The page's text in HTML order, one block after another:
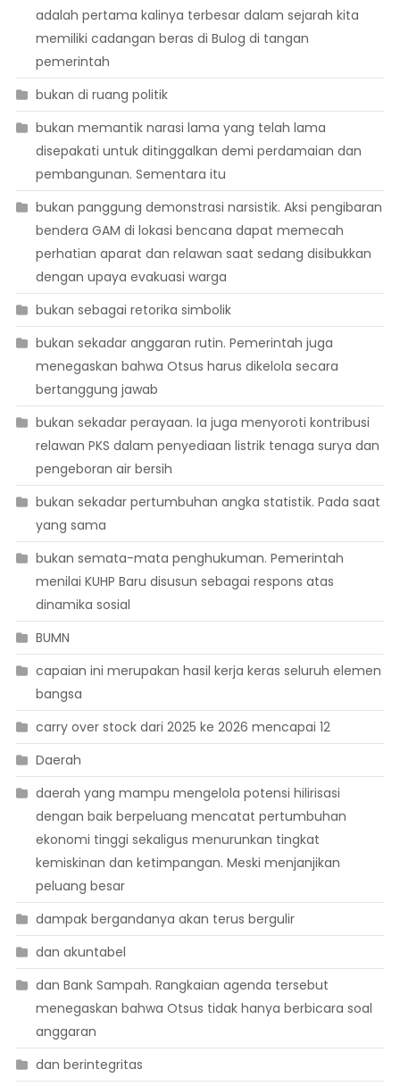
adalah pertama kalinya terbesar dalam sejarah kita
memiliki cadangan beras di Bulog di tangan
pemerintah
bukan di ruang politik
bukan memantik narasi lama yang telah lama
disepakati untuk ditinggalkan demi perdamaian dan
pembangunan. Sementara itu
bukan panggung demonstrasi narsistik. Aksi pengibaran
bendera GAM di lokasi bencana dapat memecah
perhatian aparat dan relawan saat sedang disibukkan
dengan upaya evakuasi warga
bukan sebagai retorika simbolik
bukan sekadar anggaran rutin. Pemerintah juga
menegaskan bahwa Otsus harus dikelola secara
bertanggung jawab
bukan sekadar perayaan. Ia juga menyoroti kontribusi
relawan PKS dalam penyediaan listrik tenaga surya dan
pengeboran air bersih
bukan sekadar pertumbuhan angka statistik. Pada saat
yang sama
bukan semata-mata penghukuman. Pemerintah
menilai KUHP Baru disusun sebagai respons atas
dinamika sosial
BUMN
capaian ini merupakan hasil kerja keras seluruh elemen
bangsa
carry over stock dari 2025 ke 2026 mencapai 12
Daerah
daerah yang mampu mengelola potensi hilirisasi
dengan baik berpeluang mencatat pertumbuhan
ekonomi tinggi sekaligus menurunkan tingkat
kemiskinan dan ketimpangan. Meski menjanjikan
peluang besar
dampak bergandanya akan terus bergulir
dan akuntabel
dan Bank Sampah. Rangkaian agenda tersebut
menegaskan bahwa Otsus tidak hanya berbicara soal
anggaran
dan berintegritas